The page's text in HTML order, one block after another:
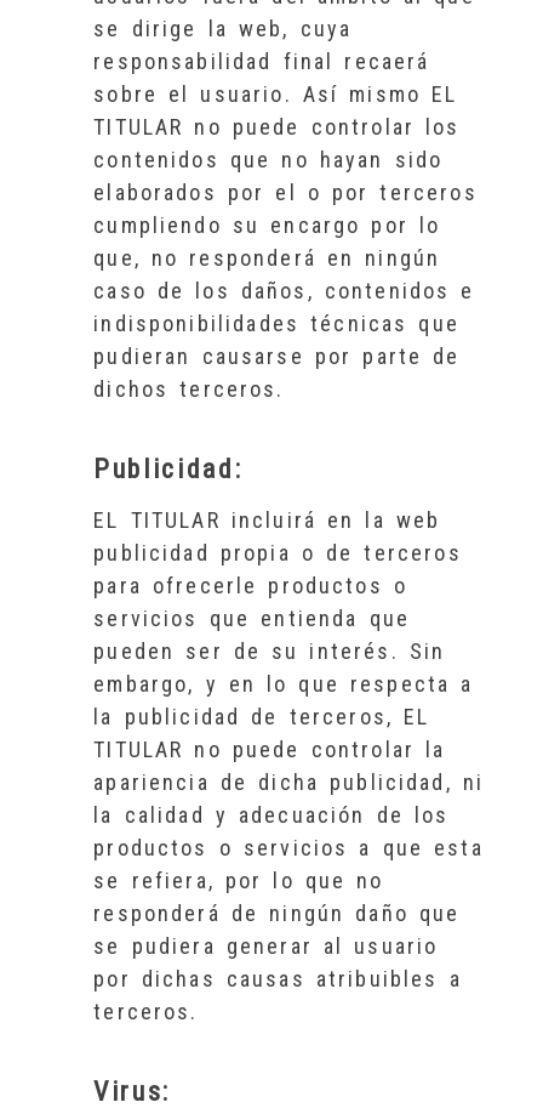
se dirige la web, cuya
responsabilidad final recaerá
sobre el usuario. Así mismo EL
TITULAR no puede controlar los
contenidos que no hayan sido
elaborados por el o por terceros
cumpliendo su encargo por lo
que, no responderá en ningún
caso de los daños, contenidos e
indisponibilidades técnicas que
pudieran causarse por parte de
dichos terceros.
Publicidad:
EL TITULAR incluirá en la web
publicidad propia o de terceros
para ofrecerle productos o
servicios que entienda que
pueden ser de su interés. Sin
embargo, y en lo que respecta a
la publicidad de terceros, EL
TITULAR no puede controlar la
apariencia de dicha publicidad, ni
la calidad y adecuación de los
productos o servicios a que esta
se refiera, por lo que no
responderá de ningún daño que
se pudiera generar al usuario
por dichas causas atribuibles a
terceros.
Virus: